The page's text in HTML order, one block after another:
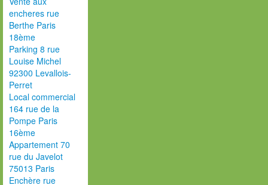
encheres rue
Berthe Paris
18ème
Parking 8 rue
Louise Michel
92300 Levallois-
Perret
Local commercial
164 rue de la
Pompe Paris
16ème
Appartement 70
rue du Javelot
75013 Paris
Enchère rue